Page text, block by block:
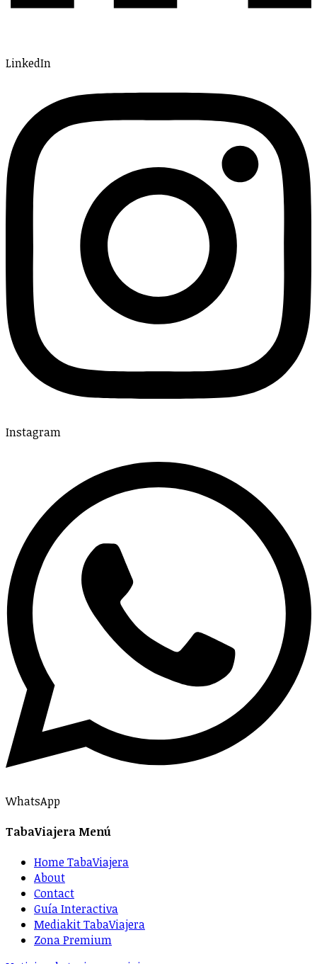
LinkedIn
Instagram
WhatsApp
TabaViajera Menú
Home TabaViajera
About
Contact
Guía Interactiva
Mediakit TabaViajera
Zona Premium